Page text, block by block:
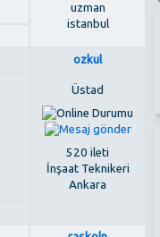
uzman
istanbul
ozkul
Üstad
520 ileti
İnşaat Teknikeri
Ankara